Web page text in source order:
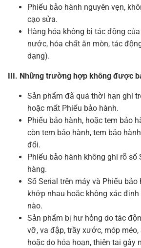
Phiếu bảo hành nguyên vẹn,
cạo sửa.
Hàng hóa không bị tác động
nước, hóa chất ăn mòn, tác
dạng).
III. Những trường hợp không được
Sản phẩm đã quá thời hạn ghi
hoặc mất Phiếu bảo hành.
Phiếu bảo hành, hoặc tem bảo
còn tem bảo hành, tem bảo
đổi.
Phiếu bảo hành không ghi rõ số
hàng.
Số Serial trên máy và Phiếu bảo
khớp nhau hoặc không xác
nào.
Sản phẩm bị hư hỏng do tác
vỡ, va đập, trầy xước, móp
hoặc do hỏa hoạn, thiên tai gây